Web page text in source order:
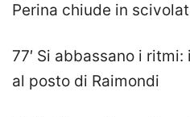
Perina chiude in
77′ Si abbassano i
al posto di Raimondi